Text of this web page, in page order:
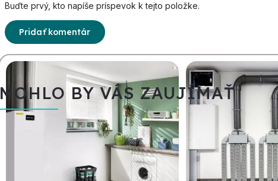
Buďte prvý, kto napíše príspevok k tejto položke.
Pridať komentár
MOHLO BY VÁS ZAUJÍMAŤ